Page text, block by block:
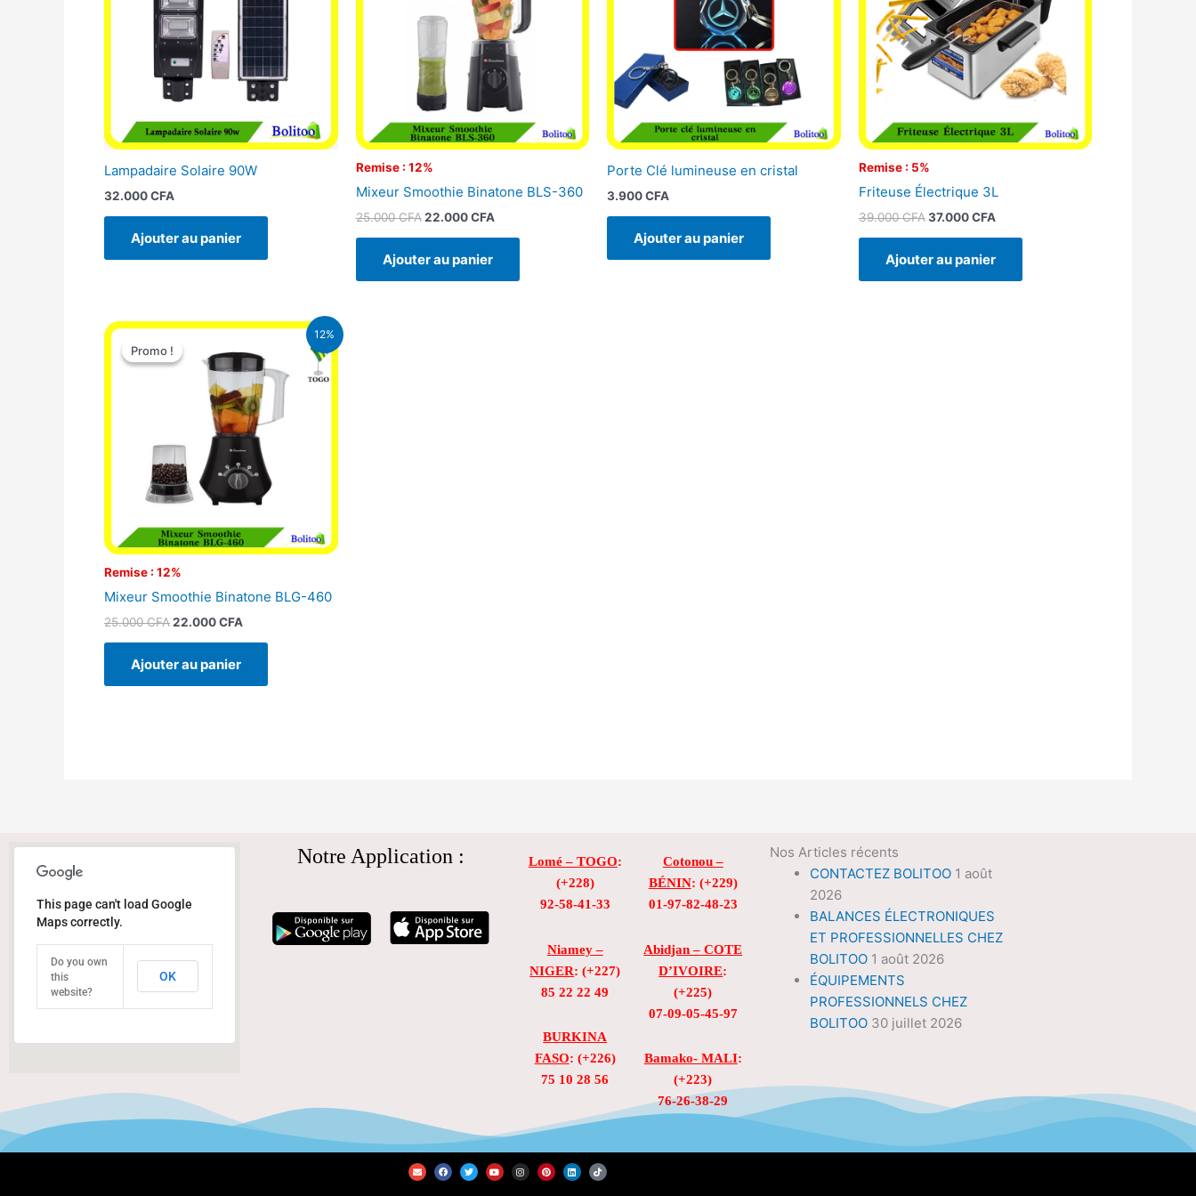
Lampadaire Solaire 90W
32.000CFA
Ajouter au panier
Remise : 12%
Mixeur Smoothie Binatone BLS-360
25.000CFA 22.000CFA
Ajouter au panier
Porte Clé lumineuse en cristal
3.900CFA
Ajouter au panier
Remise : 5%
Friteuse Électrique 3L
39.000CFA 37.000CFA
Ajouter au panier
12%
Promo !
Remise : 12%
Promo !
Mixeur Smoothie Binatone BLG-460
25.000CFA
Le
initial
25.000 CFA.
22.000CFA
Le
actuel
est :
22.000 CFA.
Ajouter au panier
This page can't load Google
Maps correctly.
Do you own
this
website?
OK
Notre Application : Lomé – TOGO:
(+228)
92-58-41-33
Niamey –
NIGER: (+227)
85 22 22 49
BURKINA
FASO: (+226)
75 10 28 56
Cotonou –
BÉNIN: (+229)
01-97-82-48-23
Abidjan – COTE
D’IVOIRE:
(+225)
07-09-05-45-97
Bamako- MALI:
(+223)
76-26-38-29
Nos Articles récents
CONTACTEZ BOLITOO 1 août
2026
BALANCES ÉLECTRONIQUES
ET PROFESSIONNELLES CHEZ
BOLITOO 1 août 2026
ÉQUIPEMENTS
PROFESSIONNELS CHEZ
BOLITOO 30 juillet 2026
E
n
v
F
a
c
T
w
i
Y
o
u
I
n
s
P
i
n
L
i
n
T
i
k